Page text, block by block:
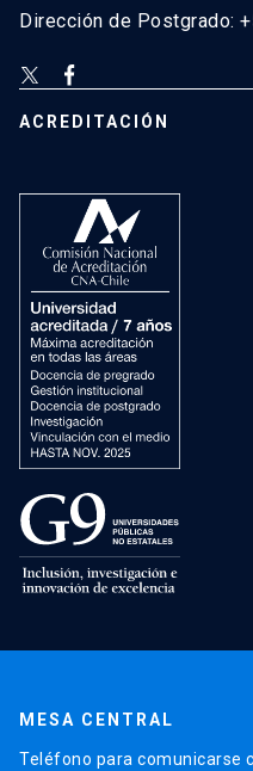
Dirección de Postgrado:
ACREDITACIÓN
MESA CENTRAL
Teléfono para comunicarse